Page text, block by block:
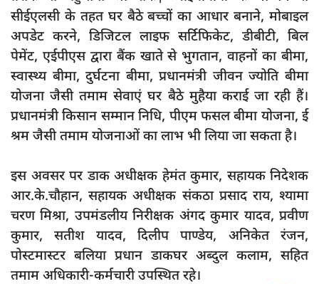
सीईएलसी के तहत घर बैठे बच्चों का आधार बनाने, मोबाइल
अपडेट करने, डिजिटल लाइफ सर्टिफिकेट, डीबीटी, बिल
पेमेंट, एईपीएस द्वारा बैंक खाते से भुगतान, वाहनों का बीमा,
स्वास्थ्य बीमा, दुर्घटना बीमा, प्रधानमंत्री जीवन ज्योति बीमा
योजना जैसी तमाम सेवाएं घर बैठे मुहैया कराई जा रही हैं।
प्रधानमंत्री किसान सम्मान निधि, पीएम फसल बीमा योजना, ई
श्रम जैसी तमाम योजनाओं का लाभ भी लिया जा सकता है।
इस अवसर पर डाक अधीक्षक हेमंत कुमार, सहायक निदेशक
आर.के.चौहान, सहायक अधीक्षक संकठा प्रसाद राय, श्यामा
चरण मिश्रा, उपमंडलीय निरीक्षक अंगद कुमार यादव, प्रवीण
कुमार, सतीश यादव, दिलीप पाण्डेय, अनिकेत रंजन,
पोस्टमास्टर बलिया प्रधान डाकघर अब्दुल कलाम, सहित
तमाम अधिकारी-कर्मचारी उपस्थित रहे।